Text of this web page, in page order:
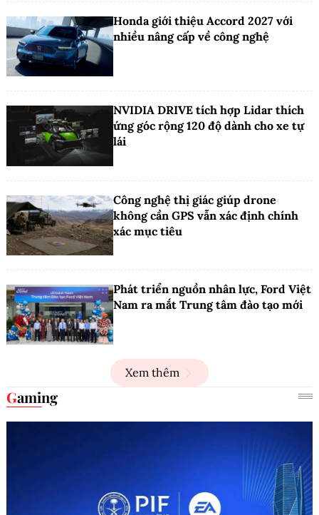
Honda giới thiệu Accord 2027 với
nhiều nâng cấp về công nghệ
NVIDIA DRIVE tích hợp Lidar thích
ứng góc rộng 120 độ dành cho xe tự
lái
Công nghệ thị giác giúp drone
không cần GPS vẫn xác định chính
xác mục tiêu
Phát triển nguồn nhân lực, Ford Việt
Nam ra mắt Trung tâm đào tạo mới
Xem thêm
Gaming